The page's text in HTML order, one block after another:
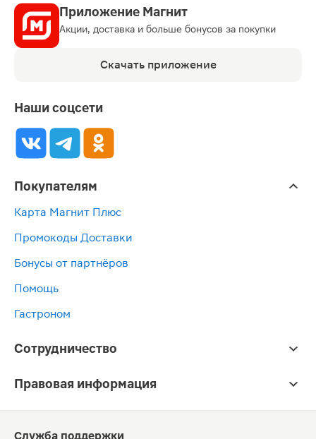
Приложение Магнит
Акции, доставка и больше бонусов за покупки
Скачать приложение
Наши соцсети
Покупателям
Карта Магнит Плюс
Промокоды Доставки
Бонусы от партнёров
Помощь
Гастроном
Сотрудничество
Правовая информация
Служба поддержки